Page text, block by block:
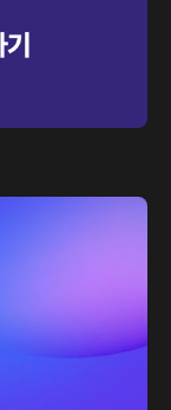
2026년